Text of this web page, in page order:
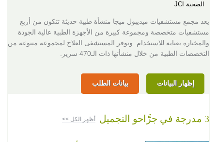
الصحية JCI
يعد مجمع مستشفيات ميديبول ميجا منشأة طبية حديثة تتكون من أربع
مستشفيات متخصصة ومجموعة كبيرة من الأجهزة الطبية عالية الجودة
والمختارة بعناية للاستخدام. وتوفر المستشفى العلاج لمجموعة متنوعة من
التخصصات الطبية من خلال منشأتها ذات الـ470 سرير.
إظهار البيانات بيانات الطلب
3 مدرجة في جرَّاحو التجميل أظهر الكل >>